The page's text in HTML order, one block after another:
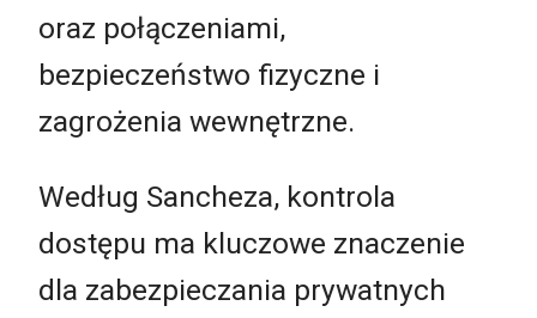
oraz połączeniami,
bezpieczeństwo fizyczne i
zagrożenia wewnętrzne.
Według Sancheza, kontrola
dostępu ma kluczowe znaczenie
dla zabezpieczania prywatnych